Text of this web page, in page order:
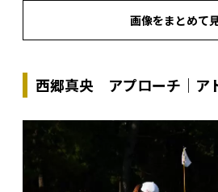
画像をまとめて
西郷真央 アプローチ｜ア